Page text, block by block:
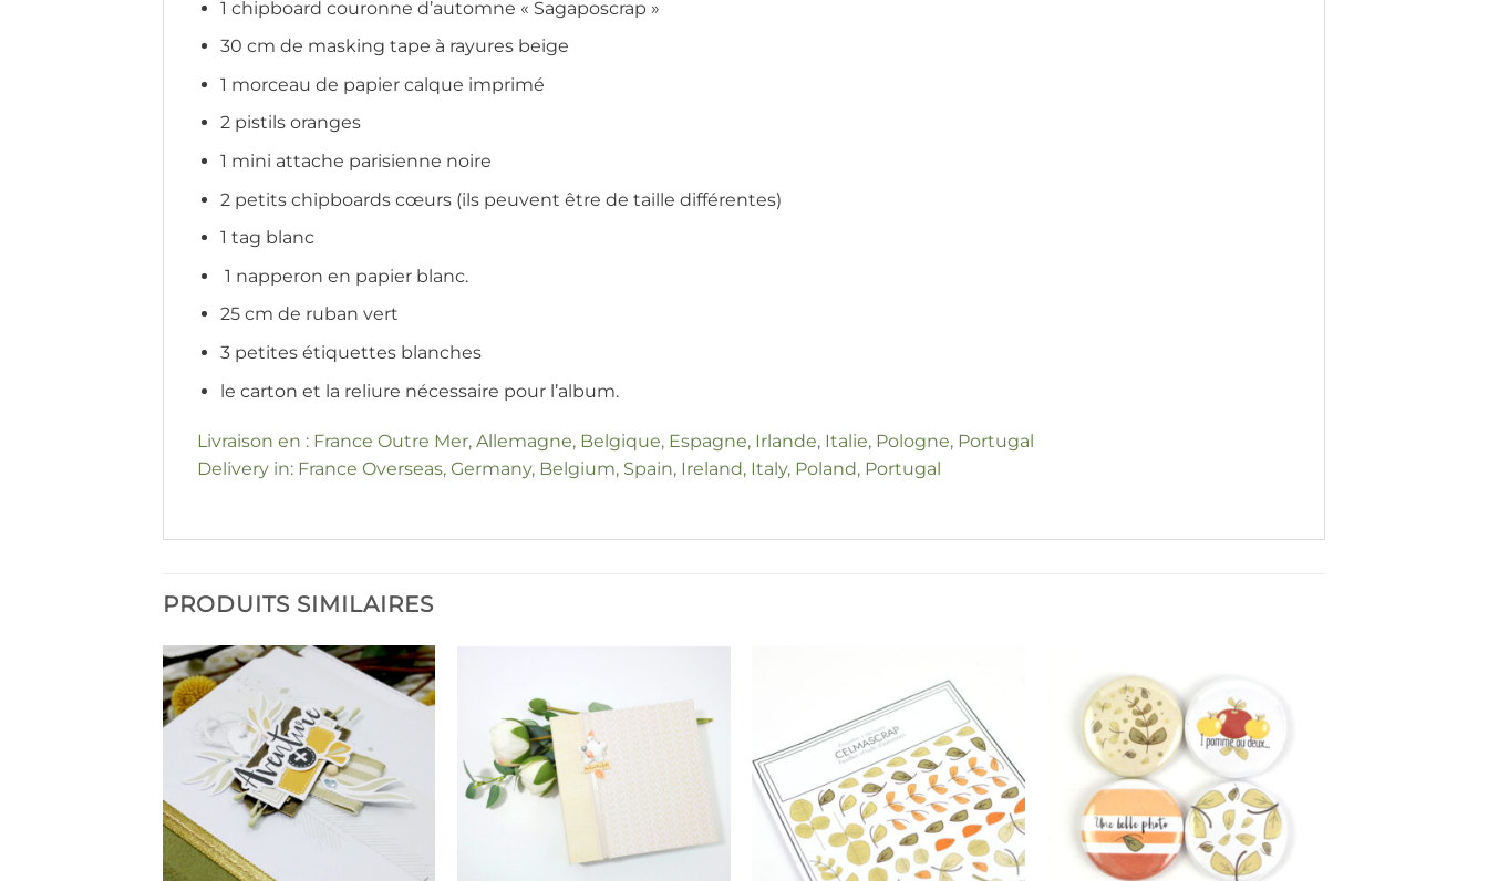
1 chipboard couronne d’automne « Sagaposcrap »
30 cm de masking tape à rayures beige
1 morceau de papier calque imprimé
2 pistils oranges
1 mini attache parisienne noire
2 petits chipboards cœurs (ils peuvent être de taille différentes)
1 tag blanc
1 napperon en papier blanc.
25 cm de ruban vert
3 petites étiquettes blanches
le carton et la reliure nécessaire pour l’album.
Livraison en : France Outre Mer, Allemagne, Belgique, Espagne, Irlande, Italie, Pologne, Portugal
Delivery in: France Overseas, Germany, Belgium, Spain, Ireland, Italy, Poland, Portugal
PRODUITS SIMILAIRES